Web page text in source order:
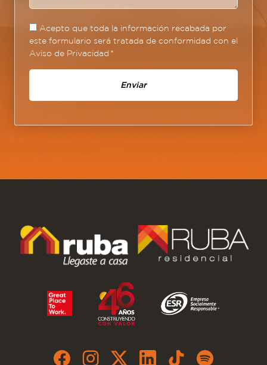
Acepto que toda la información recabada por
este formulario será tratada de conformidad con el
Aviso de Privacidad *
Enviar